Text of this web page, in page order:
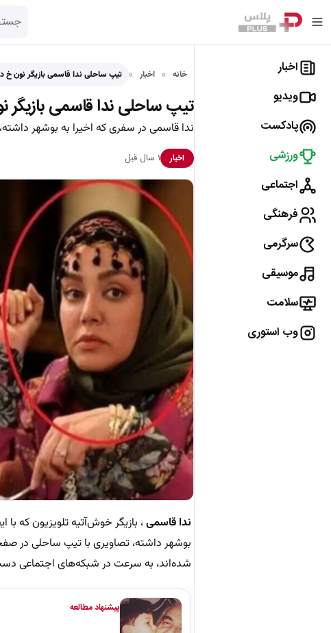
اخبار
ویدیو
پادکست
ورزشی
اجتماعی
فرهنگی
سرگرمی
موسیقی
سلامت
وب استوری
خانه اخبار تیپ ساحلی ندا قاسمی بازیگر نون خ
تیپ ساحلی ندا قاسمی بازیگر
ندا قاسمی در سفری که اخیرا به بوشهر
اخبار ۱ سال قبل
ندا قاسمی، بازیگر خوش‌آتیه تلویزیون که
بوشهر داشته، تصاویری با تیپ ساحلی در
شده‌اند، به سرعت در شبکه‌های اجتماعی
پیشنهاد مطالعه